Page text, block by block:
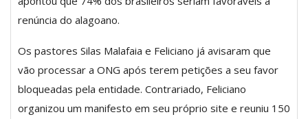
renúncia do alagoano.
Os pastores Silas Malafaia e Feliciano já avisaram que
vão processar a ONG após terem petições a seu favor
bloqueadas pela entidade. Contrariado, Feliciano
organizou um manifesto em seu próprio site e reuniu 150